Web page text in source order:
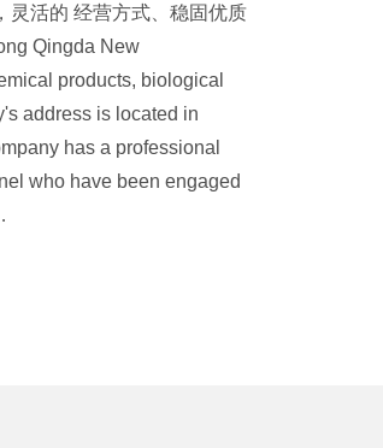
灵活的 经营方式、稳固优质
Qingda New
products, biological
address is located in
has a professional
who have been engaged